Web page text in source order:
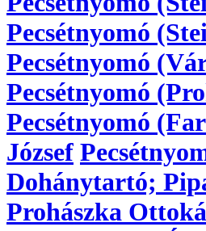
Pecsétnyomó
Pecsétnyomó
Pecsétnyomó
Pecsétnyomó
József
Dohánytartó;
Prohászka